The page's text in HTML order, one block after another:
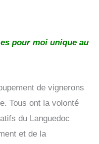
pour moi unique au
de vignerons
Tous ont la volonté
du Languedoc
et de la